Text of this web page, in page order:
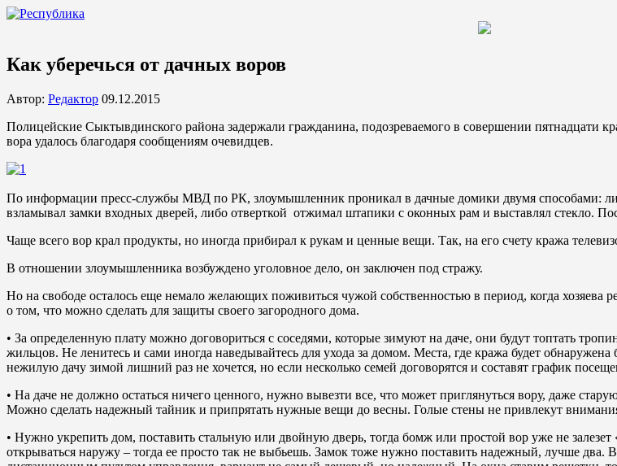
Как уберечься от дачных воров
Автор: Редактор 09.12.2015
Полицейские Сыктывдинского района задержали гражданина, подозреваемого в совершении пятнадцати
вора удалось благодаря сообщениям очевидцев.
По информации пресс-службы МВД по РК, злоумышленник проникал в дачные домики двумя способами:
взламывал замки входных дверей, либо отверткой отжимал штапики с оконных рам и выставлял стекло.
Чаще всего вор крал продукты, но иногда прибирал к рукам и ценные вещи. Так, на его счету кража
В отношении злоумышленника возбуждено уголовное дело, он заключен под стражу.
Но на свободе осталось еще немало желающих поживиться чужой собственностью в период, когда хозяева
о том, что можно сделать для защиты своего загородного дома.
• За определенную плату можно договориться с соседями, которые зимуют на даче, они будут топтать
жильцов. Не ленитесь и сами иногда наведывайтесь для ухода за домом. Места, где кража будет
нежилую дачу зимой лишний раз не хочется, но если несколько семей договорятся и составят график
• На даче не должно остаться ничего ценного, нужно вывезти все, что может приглянуться вору, даже
Можно сделать надежный тайник и припрятать нужные вещи до весны. Голые стены не привлекут
• Нужно укрепить дом, поставить стальную или двойную дверь, тогда бомж или простой вор уже не
открываться наружу – тогда ее просто так не выбьешь. Замок тоже нужно поставить надежный, лучше два.